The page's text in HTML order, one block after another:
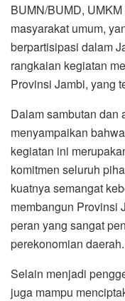
BUMN/BUMD,
masyarakat umum,
berpartisipasi dalam
rangkaian kegiatan
Provinsi Jambi, yang
Dalam sambutan dan
menyampaikan
kegiatan ini
komitmen seluruh
kuatnya semangat
membangun Provinsi
peran yang sangat
perekonomian daerah.
Selain menjadi
juga mampu